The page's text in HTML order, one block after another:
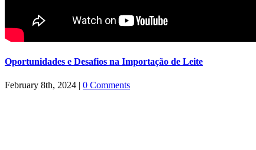
Oportunidades e Desafios na Importação de Leite
February 8th, 2024 | 0 Comments